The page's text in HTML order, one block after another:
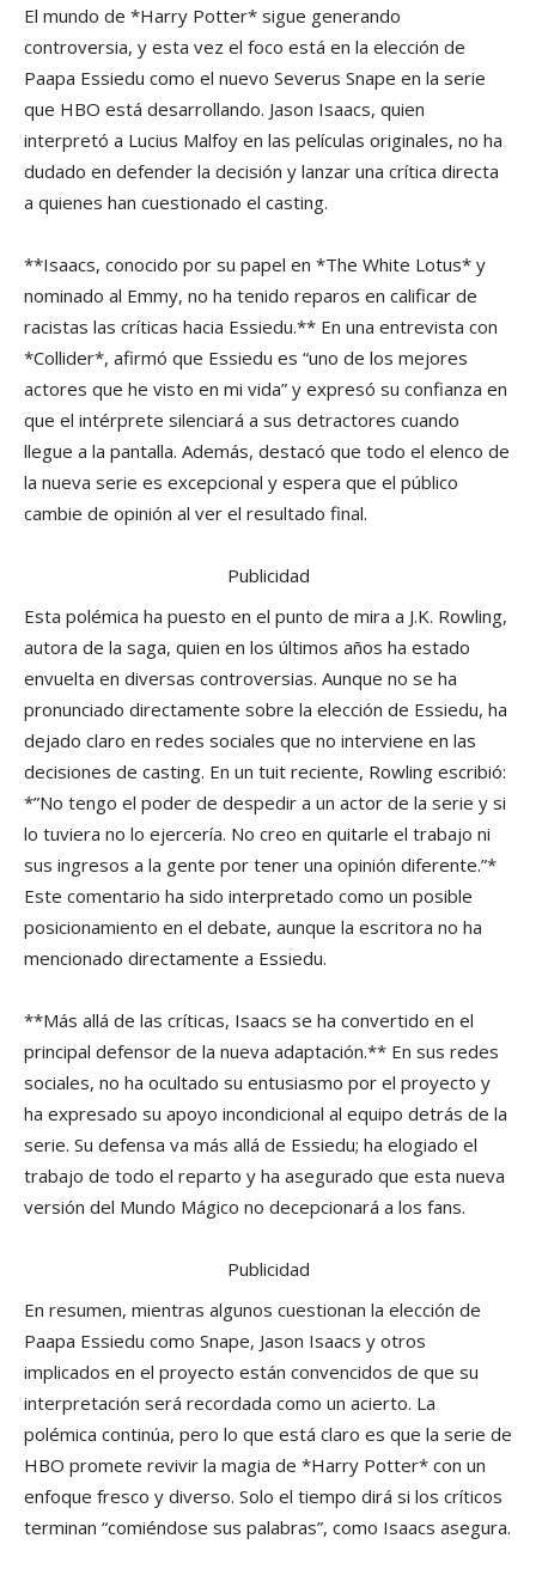
El mundo de *Harry Potter* sigue generando
controversia, y esta vez el foco está en la elección de
Paapa Essiedu como el nuevo Severus Snape en la serie
que HBO está desarrollando. Jason Isaacs, quien
interpretó a Lucius Malfoy en las películas originales, no ha
dudado en defender la decisión y lanzar una crítica directa
a quienes han cuestionado el casting.
**Isaacs, conocido por su papel en *The White Lotus* y
nominado al Emmy, no ha tenido reparos en calificar de
racistas las críticas hacia Essiedu.** En una entrevista con
*Collider*, afirmó que Essiedu es “uno de los mejores
actores que he visto en mi vida” y expresó su confianza en
que el intérprete silenciará a sus detractores cuando
llegue a la pantalla. Además, destacó que todo el elenco de
la nueva serie es excepcional y espera que el público
cambie de opinión al ver el resultado final.
Publicidad
Esta polémica ha puesto en el punto de mira a J.K. Rowling,
autora de la saga, quien en los últimos años ha estado
envuelta en diversas controversias. Aunque no se ha
pronunciado directamente sobre la elección de Essiedu, ha
dejado claro en redes sociales que no interviene en las
decisiones de casting. En un tuit reciente, Rowling escribió:
*”No tengo el poder de despedir a un actor de la serie y si
lo tuviera no lo ejercería. No creo en quitarle el trabajo ni
sus ingresos a la gente por tener una opinión diferente.”*
Este comentario ha sido interpretado como un posible
posicionamiento en el debate, aunque la escritora no ha
mencionado directamente a Essiedu.
**Más allá de las críticas, Isaacs se ha convertido en el
principal defensor de la nueva adaptación.** En sus redes
sociales, no ha ocultado su entusiasmo por el proyecto y
ha expresado su apoyo incondicional al equipo detrás de la
serie. Su defensa va más allá de Essiedu; ha elogiado el
trabajo de todo el reparto y ha asegurado que esta nueva
versión del Mundo Mágico no decepcionará a los fans.
Publicidad
En resumen, mientras algunos cuestionan la elección de
Paapa Essiedu como Snape, Jason Isaacs y otros
implicados en el proyecto están convencidos de que su
interpretación será recordada como un acierto. La
polémica continúa, pero lo que está claro es que la serie de
HBO promete revivir la magia de *Harry Potter* con un
enfoque fresco y diverso. Solo el tiempo dirá si los críticos
terminan “comiéndose sus palabras”, como Isaacs asegura.